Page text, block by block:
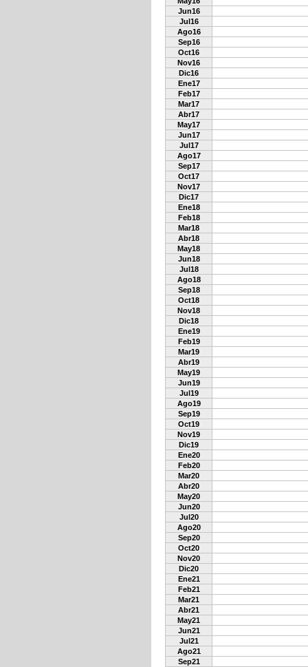
Jun16
Jul16
Ago16
Sep16
Oct16
Nov16
Dic16
Ene17
Feb17
Mar17
Abr17
May17
Jun17
Jul17
Ago17
Sep17
Oct17
Nov17
Dic17
Ene18
Feb18
Mar18
Abr18
May18
Jun18
Jul18
Ago18
Sep18
Oct18
Nov18
Dic18
Ene19
Feb19
Mar19
Abr19
May19
Jun19
Jul19
Ago19
Sep19
Oct19
Nov19
Dic19
Ene20
Feb20
Mar20
Abr20
May20
Jun20
Jul20
Ago20
Sep20
Oct20
Nov20
Dic20
Ene21
Feb21
Mar21
Abr21
May21
Jun21
Jul21
Ago21
Sep21